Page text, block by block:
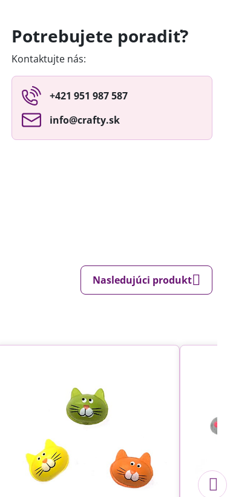
Potrebujete poradiť?
Kontaktujte nás:
+421 951 987 587
info​@crafty​.sk
Nasledujúci produkt